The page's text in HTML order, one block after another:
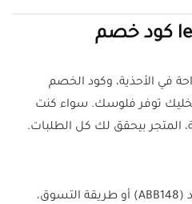
في الأحذية، وكود الخصم
توفر فلوسك. سواء كنت
المتجر بيحقق لك كل الطلبات.
إذا عندك أي استفسار عن الكود (ABB148) أو طريقة التسوق،